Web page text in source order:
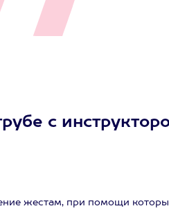
с
жестам, при помощи